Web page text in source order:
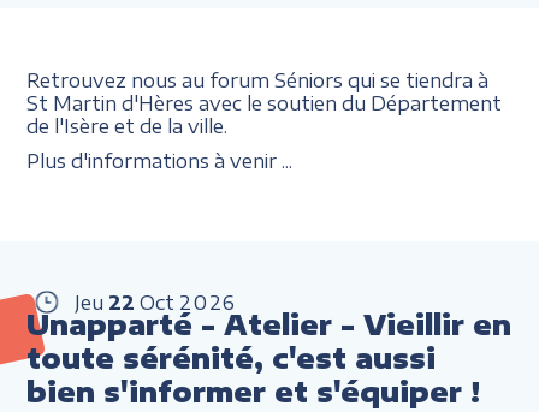
Retrouvez nous au forum Séniors qui se tiendra à
St Martin d'Hères avec le soutien du Département
de l'Isère et de la ville.
Plus d'informations à venir ...
Jeu 22 Oct 2026
Unapparté - Atelier - Vieillir en
toute sérénité, c'est aussi
bien s'informer et s'équiper !